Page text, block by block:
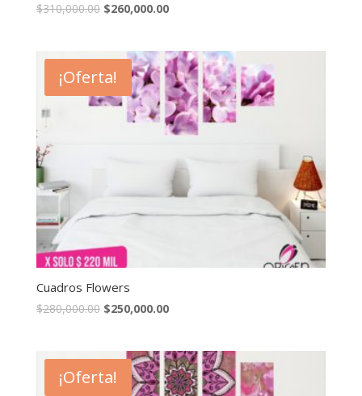
$310,000.00 $260,000.00
¡Oferta!
Cuadros Flowers
$280,000.00 $250,000.00
¡Oferta!